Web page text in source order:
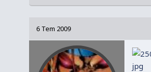
u
B
n
g
6 Tem 2009